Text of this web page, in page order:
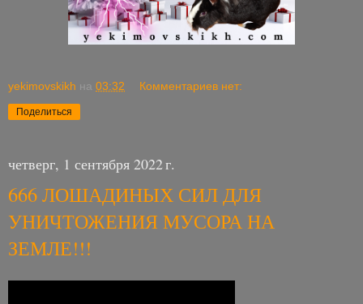
yekimovskikh на 03:32 Комментариев нет:
Поделиться
четверг, 1 сентября 2022 г.
666 ЛОШАДИНЫХ СИЛ ДЛЯ
УНИЧТОЖЕНИЯ МУСОРА НА
ЗЕМЛЕ!!!